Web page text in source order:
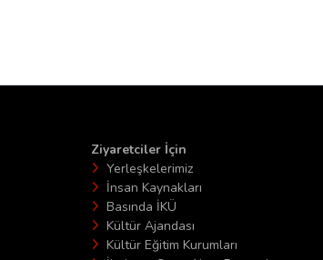
Ziyaretciler İçin
Yerleşkelerimiz
İnsan Kaynakları
Basında İKÜ
Kültür Ajandası
Kültür Eğitim Kurumları